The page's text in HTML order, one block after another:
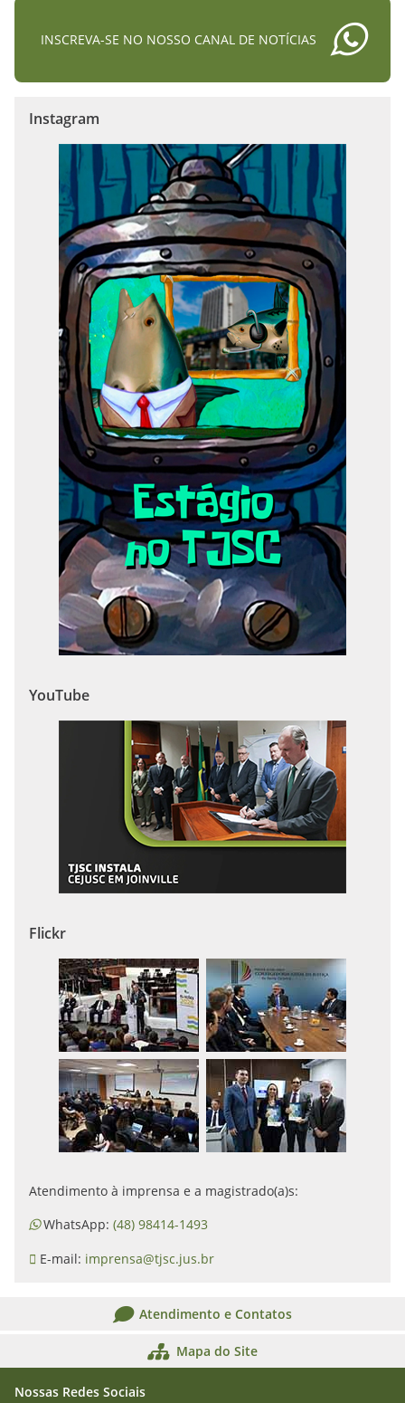
INSCREVA-SE NO NOSSO CANAL DE NOTÍCIAS
Instagram
YouTube
Flickr
Atendimento à imprensa e a magistrado(a)s:
WhatsApp: (48) 98414-1493
E-mail: imprensa@tjsc.jus.br
Atendimento e Contatos
Mapa do Site
Nossas Redes Sociais